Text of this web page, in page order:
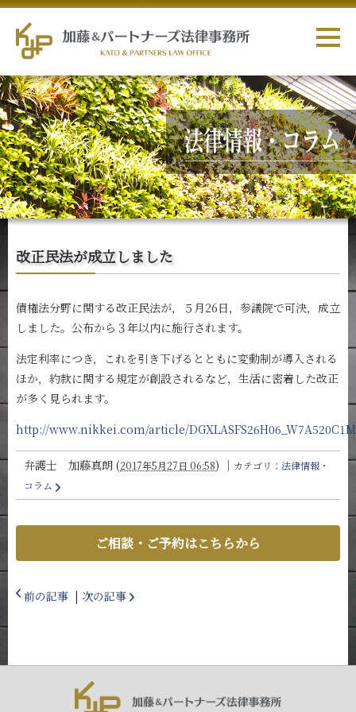
改正民法が成立しました
債権法分野に関する改正民法が，５月26日，参議院で可決，成立
しました。公布から３年以内に施行されます。
法定利率につき，これを引き下げるとともに変動制が導入される
ほか，約款に関する規定が創設されるなど，生活に密着した改正
が多く見られます。
http://www.nikkei.com/article/
弁護士 加藤真朗 (2017年5月27日 06:58) ｜ カテゴリ： 法律情報・
コラム
ご相談・ご予約はこちらから
前の記事 | 次の記事